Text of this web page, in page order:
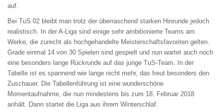
auf.
Bei TuS 02 bleibt man trotz der überraschend starken Hinrunde jedoch
realistisch. In der A-Liga sind einige sehr ambitionierte Teams am
Werke, die zurecht als hochgehandelte Meisterschaftsfavoriten gelten.
Grade einmal 14 von 30 Spielen sind gespielt und nun wartet auch noch
eine besonders lange Rückrunde auf das junge TuS-Team. In der
Tabelle ist es spannend wie lange nicht mehr, das freut besonders den
Zuschauer. Die Tabellenführung ist eine wunderschöne
Momentaufnahme, die nun mindestens bis zum 18. Februar 2018
anhält. Dann startet die Liga aus ihrem Winterschlaf.